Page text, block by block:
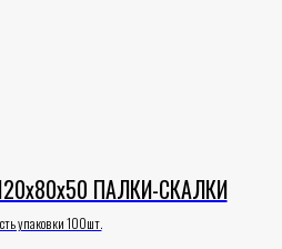
ПАЛКИ-СКАЛКИ
упаковки 100шт.